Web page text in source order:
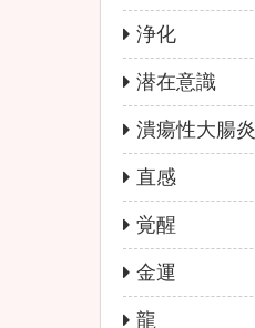
浄化
潜在意識
潰瘍性大腸炎
直感
覚醒
金運
龍